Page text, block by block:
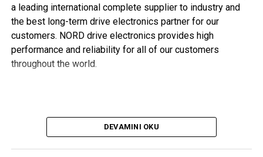
olduğundaWalring plusikisini de karşılıyor,” diye ekliyor.
“Günümüzde müşteriler daha hafif ve kompakt ekipman
tercih ediyor, bu yüzden daha fazla mekanik mukavemeti
olan ince çeperli borular hidrolik uygulamalarda giderek
popülerlik kazanıyor. Optimize edilmiş kesme kenarı
artırıp akış oranlarını azaltan ilave bileziğe ihtiyaç
duyulmadan ince çeperli boruların güvenli kurulumunu
sağlar.”
a leading international complete supplier to industry and
the best long-term drive electronics partner for our
customers. NORD drive electronics provides high
performance and reliability for all of our customers
throughout the world.
DEVAMINI OKU